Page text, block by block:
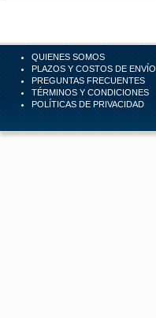
QUIENES SOMOS
PLAZOS Y COSTOS DE ENVÍO
PREGUNTAS FRECUENTES
TÉRMINOS Y CONDICIONES
POLÍTICAS DE PRIVACIDAD